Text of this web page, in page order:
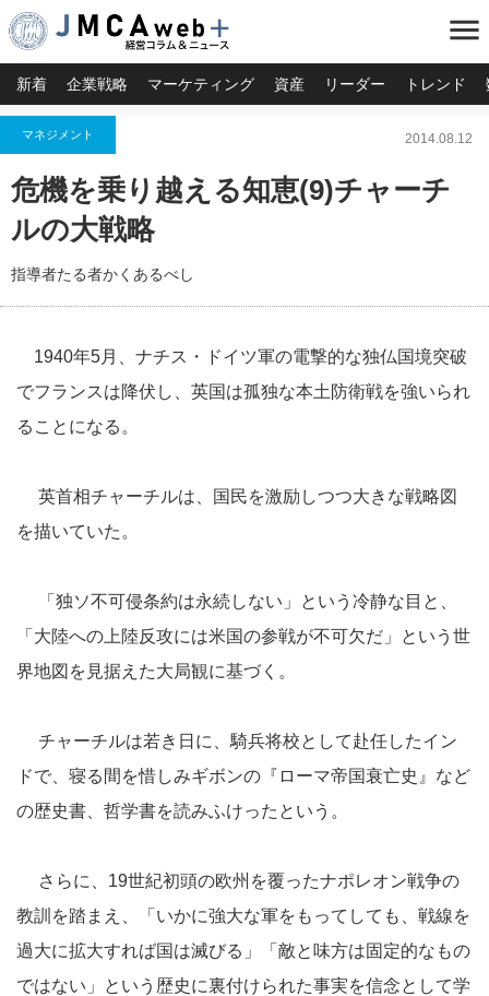
menu
新着 企業戦略 マーケティング 資産 リーダー トレンド
マネジメント 2014.08.12
危機を乗り越える知恵(9)チャーチ
ルの大戦略
指導者たる者かくあるべし
1940年5月、ナチス・ドイツ軍の電撃的な独仏国境突破
でフランスは降伏し、英国は孤独な本土防衛戦を強いられ
ることになる。
英首相チャーチルは、国民を激励しつつ大きな戦略図
を描いていた。
「独ソ不可侵条約は永続しない」という冷静な目と、
「大陸への上陸反攻には米国の参戦が不可欠だ」という世
界地図を見据えた大局観に基づく。
チャーチルは若き日に、騎兵将校として赴任したイン
ドで、寝る間を惜しみギボンの『ローマ帝国衰亡史』など
の歴史書、哲学書を読みふけったという。
さらに、19世紀初頭の欧州を覆ったナポレオン戦争の
教訓を踏まえ、「いかに強大な軍をもってしても、戦線を
過大に拡大すれば国は滅びる」「敵と味方は固定的なもの
ではない」という歴史に裏付けられた事実を信念として学